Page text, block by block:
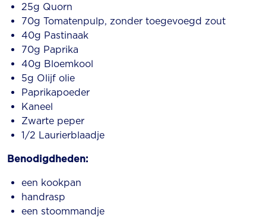
25g Quorn
70g Tomatenpulp, zonder toegevoegd zout
40g Pastinaak
70g Paprika
40g Bloemkool
5g Olijf olie
Paprikapoeder
Kaneel
Zwarte peper
1/2 Laurierblaadje
Benodigdheden:
een kookpan
handrasp
een stoommandje